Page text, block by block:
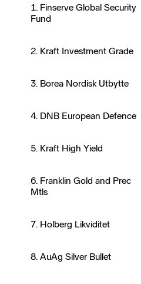
1. Finserve Global Security
Fund
2. Kraft Investment Grade
3. Borea Nordisk Utbytte
4. DNB European Defence
5. Kraft High Yield
6. Franklin Gold and Prec
Mtls
7. Holberg Likviditet
8. AuAg Silver Bullet